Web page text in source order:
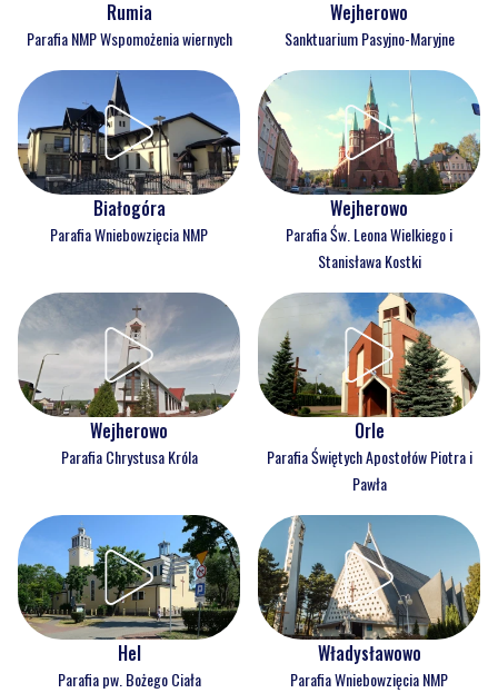
Rumia
Parafia NMP Wspomożenia wiernych
Wejherowo
Sanktuarium Pasyjno-Maryjne
Białogóra
Parafia Wniebowzięcia NMP
Wejherowo
Parafia Św. Leona Wielkiego i
Stanisława Kostki
Wejherowo
Parafia Chrystusa Króla
Orle
Parafia Świętych Apostołów Piotra i
Pawła
Hel
Parafia pw. Bożego Ciała
Władysławowo
Parafia Wniebowzięcia NMP